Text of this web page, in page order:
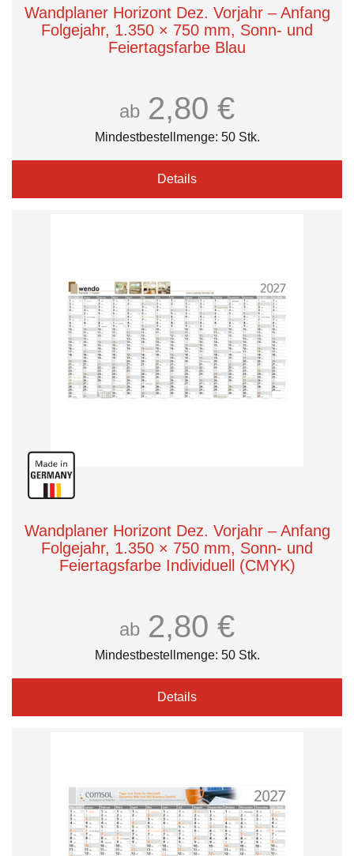
Wandplaner Horizont Dez. Vorjahr – Anfang
Folgejahr, 1.350 × 750 mm, Sonn- und
Feiertagsfarbe Blau
ab 2,80 €
Mindestbestellmenge: 50 Stk.
Details
Wandplaner Horizont Dez. Vorjahr – Anfang
Folgejahr, 1.350 × 750 mm, Sonn- und
Feiertagsfarbe Individuell (CMYK)
ab 2,80 €
Mindestbestellmenge: 50 Stk.
Details